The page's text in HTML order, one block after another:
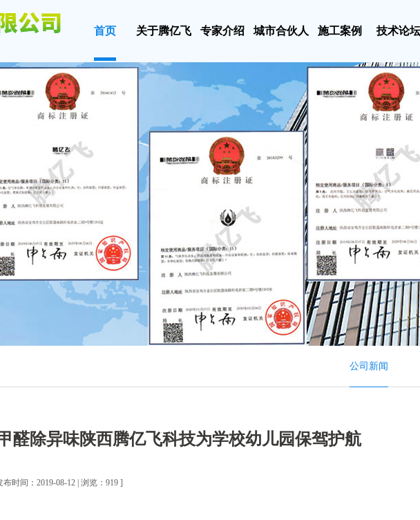
首页 关于腾亿飞 专家介绍 城市合伙人 施工案例 技术论坛
公司新闻
醛除异味陕西腾亿飞科技为学校幼儿园保驾护航
时间：2019-08-12 | 浏览：919 ]